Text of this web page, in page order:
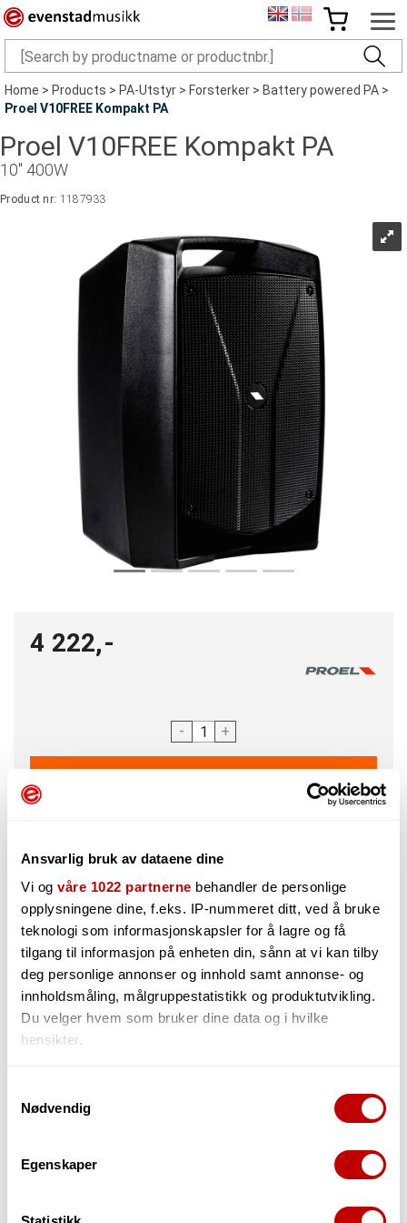
Ansvarlig bruk av dataene dine
Vi og våre 1022 partnerne behandler de personlige
opplysningene dine, f.eks. IP-nummeret ditt, ved å bruke
teknologi som informasjonskapsler for å lagre og få
tilgang til informasjon på enheten din, sånn at vi kan tilby
deg personlige annonser og innhold samt annonse- og
innholdsmåling, målgruppestatistikk og produktutvikling.
Du velger hvem som bruker dine data og i hvilke
hensikter.
Innhente informasjon om den geografiske
Identifisere enheten din ved å aktivt skanne den
Nødvendig
Egenskaper
Home>Products>PA-Utstyr>Forsterker>Battery powered PA>
Proel V10FREE Kompakt PA
Proel V10FREE Kompakt PA
10" 400W
Product nr: 1187933
4 222,-
- +
Shipped within 24 hours (Mon-Fri)
Description CustomText1